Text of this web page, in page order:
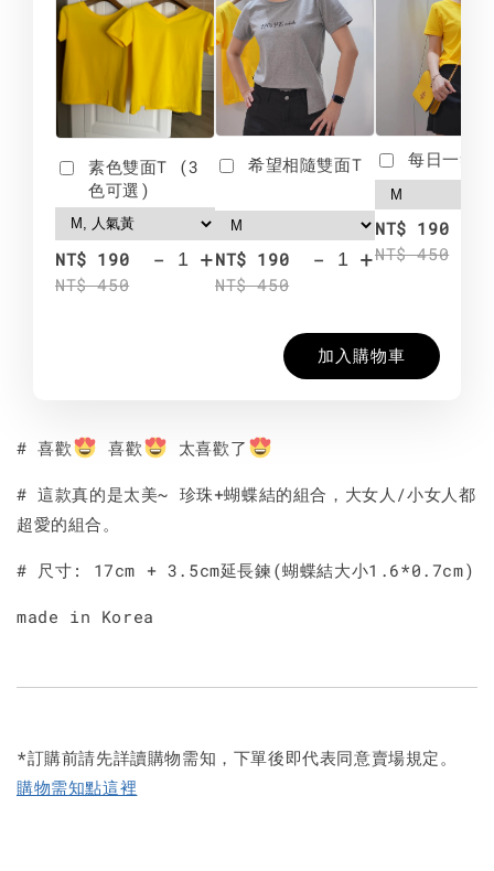
素色雙面T (3
色可選)
NT$ 190
NT$ 450
- +
希望相隨雙面T
NT$ 190
NT$ 450
- +
每日一笑
NT$ 190
NT$ 450
加入購物車
# 喜歡 喜歡 太喜歡了
# 這款真的是太美~ 珍珠+蝴蝶結的組合，大女人/小女人都
超愛的組合。
# 尺寸: 17cm + 3.5cm延長鍊(蝴蝶結大小1.6*0.7cm)
made in Korea
*訂購前請先詳讀購物需知，下單後即代表同意賣場規定。
購物需知點這裡